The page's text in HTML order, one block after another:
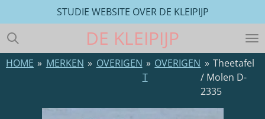
direct
naar
de
hoofdinhoud
DE KLEIPIJP
STUDIE WEBSITE OVER DE KLEIPIJP
HOME » MERKEN » OVERIGEN » OVERIGEN
T
» Theetafel
/ Molen D-
2335